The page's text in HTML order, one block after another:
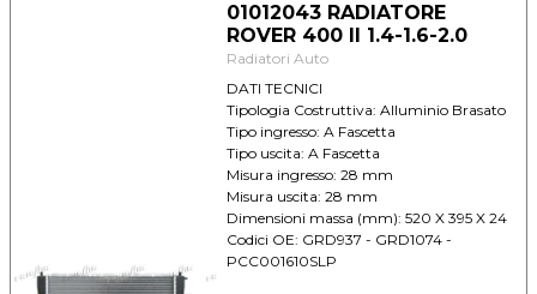
01012043 RADIATORE
ROVER 400 II 1.4-1.6-2.0
Radiatori Auto
DATI TECNICI
Tipologia Costruttiva: Alluminio Brasato
Tipo ingresso: A Fascetta
Tipo uscita: A Fascetta
Misura ingresso: 28 mm
Misura uscita: 28 mm
Dimensioni massa (mm): 520 X 395 X 24
Codici OE: GRD937 - GRD1074 -
PCC001610SLP